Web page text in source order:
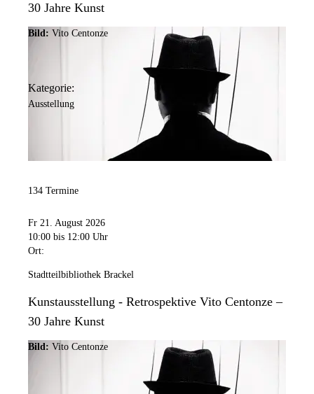
30 Jahre Kunst
Bild: Vito Centonze
Kategorie:
Ausstellung
134 Termine
Fr 21. August 2026
10:00 bis 12:00 Uhr
Ort:
Stadtteilbibliothek Brackel
Kunstausstellung - Retrospektive Vito Centonze –
30 Jahre Kunst
Bild: Vito Centonze